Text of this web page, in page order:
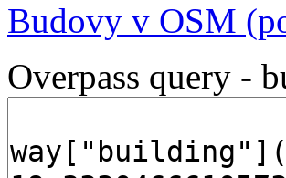
Budovy v OSM
Overpass query -